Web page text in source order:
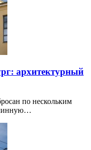
архитектурный
по нескольким